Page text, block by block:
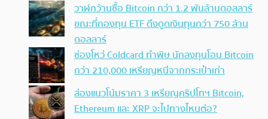
วาฬกว้านซื้อ Bitcoin กว่า 1.2 พันล้านดอลลาร์
ขณะที่กองทุน ETF ดึงดูดเงินทุนกว่า 750 ล้าน
ดอลลาร์
ช่องโหว่ Coldcard ทำพิษ นักลงทุนโอน Bitcoin
กว่า 210,000 เหรียญหนีจากกระเป๋าเก่า
ส่องแนวโน้มราคา 3 เหรียญคริปโทฯ Bitcoin,
Ethereum และ XRP จะไปทางไหนต่อ?